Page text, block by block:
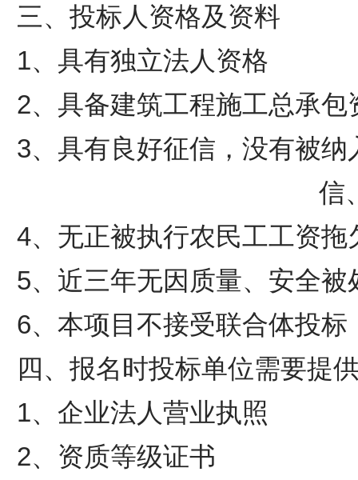
三、投标人资格及资料
1、具有独立法人资格
2、具备建筑工程施工总承包
3、具有良好征信，没有被
信
4、无正被执行农民工工资拖
5、近三年无因质量、安全被
6、本项目不接受联合体投标
四、报名时投标单位需要提
1、企业法人营业执照
2、资质等级证书